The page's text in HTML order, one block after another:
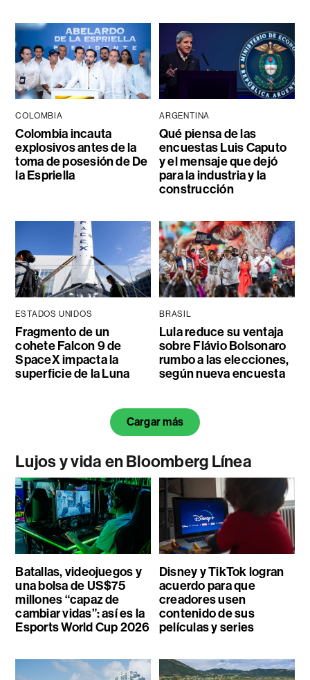
COLOMBIA
Colombia incauta
explosivos antes de la
toma de posesión de De
la Espriella
ARGENTINA
Qué piensa de las
encuestas Luis Caputo
y el mensaje que dejó
para la industria y la
construcción
ESTADOS UNIDOS
Fragmento de un
cohete Falcon 9 de
SpaceX impacta la
superficie de la Luna
BRASIL
Lula reduce su ventaja
sobre Flávio Bolsonaro
rumbo a las elecciones,
según nueva encuesta
Cargar más
Lujos y vida en Bloomberg Línea
Batallas, videojuegos y
una bolsa de US$75
millones “capaz de
cambiar vidas”: así es la
Esports World Cup 2026
Disney y TikTok logran
acuerdo para que
creadores usen
contenido de sus
películas y series